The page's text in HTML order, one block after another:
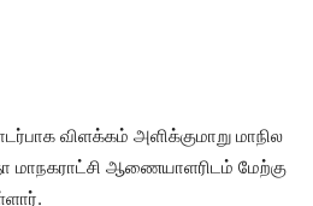
விளக்கம் அளிக்குமாறு மாநில
மாநகராட்சி ஆணையாளரிடம் மேற்கு